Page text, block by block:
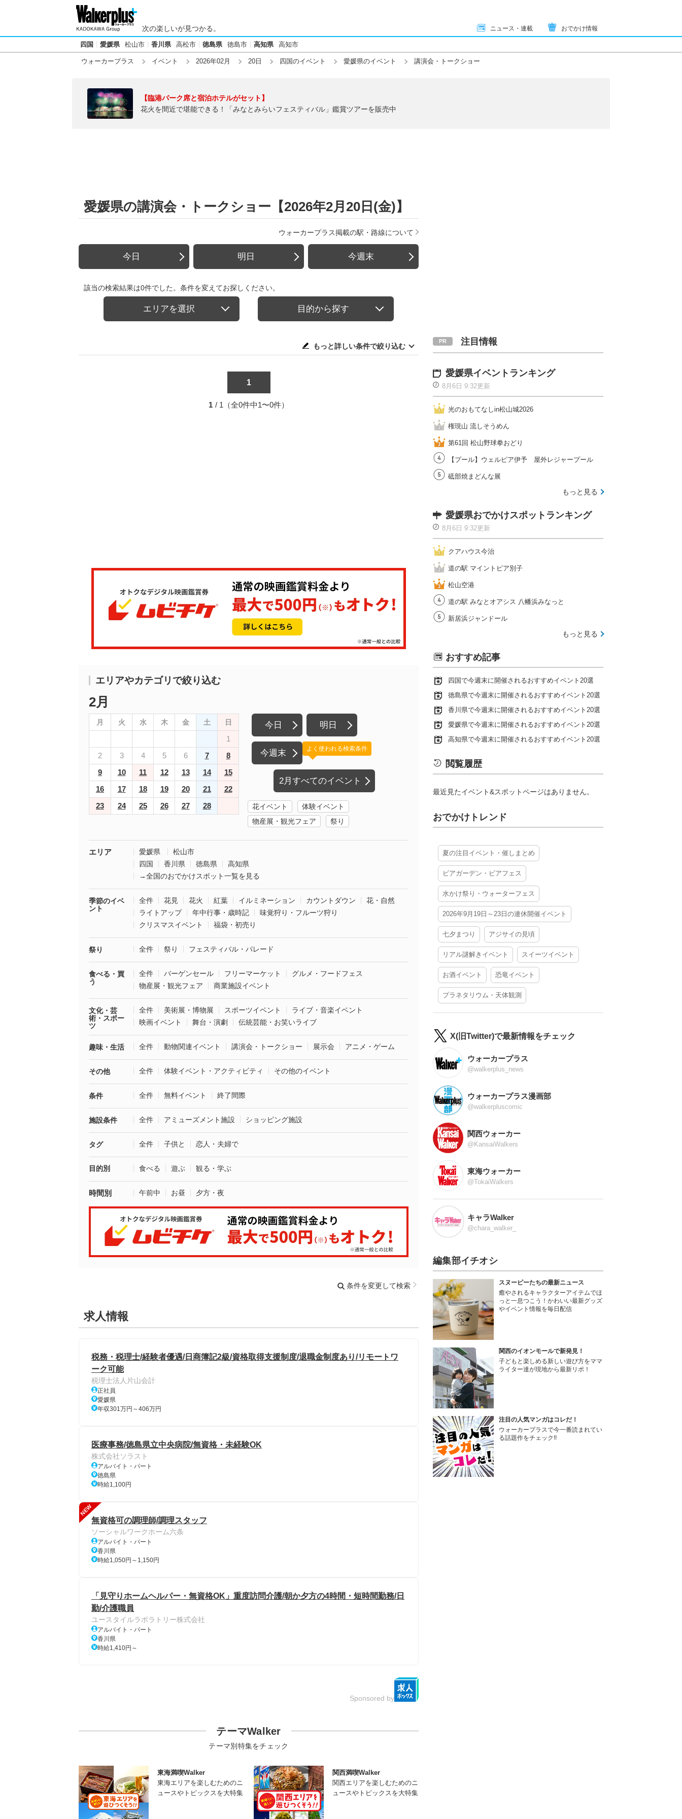
次の楽しいが見つかる。 ニュース・連載 おでかけ情報
四国 愛媛県 松山市 香川県 高松市 徳島県 徳島市 高知県 高知市
ウォーカープラス イベント 2026年02月 20日 四国のイベント 愛媛県のイベント 講演会・トークショー
【臨港パーク席と宿泊ホテルがセット】
花火を間近で堪能できる！「みなとみらいフェスティバル」鑑賞ツアーを販売中
愛媛県の講演会・トークショー【2026年2月20日(金)】
ウォーカープラス掲載の駅・路線について
今日 明日 今週末
該当の検索結果は0件でした。条件を変えてお探しください。
エリアを選択 目的から探す
もっと詳しい条件で絞り込む
1
1 / 1（全0件中1〜0件）
エリアやカテゴリで絞り込む
2月
月 火 水 木 金 土 日
1
2
3 4 5 6 7
8
9
10 11 12 13 14
15
16
17 18 19 20 21
22
23
24 25 26 27 28
今日 明日
今週末
2月すべてのイベント
よく使われる検索条件
花イベント
体験イベント
物産展・観光フェア
祭り
エリア 愛媛県
松山市
四国
香川県 徳島県
高知県
→全国のおでかけスポット一覧を見る
季節のイベ
ント
全件 花見 花火 紅葉 イルミネーション カウントダウン
花・自然
ライトアップ
年中行事・歳時記
味覚狩り・フルーツ狩り
クリスマスイベント
福袋・初売り
祭り 全件 祭り フェスティバル・パレード
食べる・買
う
全件 バーゲンセール フリーマーケット
グルメ・フードフェス
物産展・観光フェア
商業施設イベント
文化・芸
術・スポー
ツ
全件 美術展・博物展 スポーツイベント
ライブ・音楽イベント
映画イベント
舞台・演劇 伝統芸能・お笑いライブ
趣味・生活 全件 動物関連イベント 講演会・トークショー 展示会 アニメ・ゲーム
その他 全件 体験イベント・アクティビティ その他のイベント
条件 全件 無料イベント 終了間際
施設条件 全件 アミューズメント施設 ショッピング施設
タグ 全件 子供と 恋人・夫婦で
目的別 食べる 遊ぶ 観る・学ぶ
時間別 午前中 お昼 夕方・夜
条件を変更して検索
求人情報
税務・税理士/経験者優遇/日商簿記2級/資格取得支援制度/退職金制度あり/リモートワ
ーク可能
税理士法人片山会計
正社員
愛媛県
年収301万円～406万円
医療事務/徳島県立中央病院/無資格・未経験OK
株式会社ソラスト
アルバイト・パート
徳島県
時給1,100円
NEW
無資格可の調理師/調理スタッフ
ソーシャルワークホーム六条
アルバイト・パート
香川県
時給1,050円～1,150円
「見守りホームヘルパー・無資格OK」重度訪問介護/朝か夕方の4時間・短時間勤務/日
勤/介護職員
ユースタイルラボラトリー株式会社
アルバイト・パート
香川県
時給1,410円～
Sponsored by
テーマWalker
テーマ別特集をチェック
東海満喫Walker
東海エリアを楽しむためのニ
ュースやトピックスを大特集
関西満喫Walker
関西エリアを楽しむためのニ
ュースやトピックスを大特集
注目情報
愛媛県イベントランキング
8月6日 9:32更新
光のおもてなしin松山城2026
権現山 流しそうめん
第61回 松山野球拳おどり
【プール】ウェルピア伊予 屋外レジャープール
砥部焼まどんな展
もっと見る
愛媛県おでかけスポットランキング
8月6日 9:32更新
クアハウス今治
道の駅 マイントピア別子
松山空港
道の駅 みなとオアシス 八幡浜みなっと
新居浜ジャンドール
もっと見る
おすすめ記事
四国で今週末に開催されるおすすめイベント20選
徳島県で今週末に開催されるおすすめイベント20選
香川県で今週末に開催されるおすすめイベント20選
愛媛県で今週末に開催されるおすすめイベント20選
高知県で今週末に開催されるおすすめイベント20選
閲覧履歴
最近見たイベント&スポットページはありません。
おでかけトレンド
夏の注目イベント・催しまとめ
ビアガーデン・ビアフェス
水かけ祭り・ウォーターフェス
2026年9月19日～23日の連休開催イベント
七夕まつり アジサイの見頃
リアル謎解きイベント スイーツイベント
お酒イベント 恐竜イベント
プラネタリウム・天体観測
X(旧Twitter)で最新情報をチェック
ウォーカープラス
@walkerplus_news
ウォーカープラス漫画部
@walkerpluscomic
関西ウォーカー
@KansaiWalkers
東海ウォーカー
@TokaiWalkers
キャラWalker
@chara_walker_
編集部イチオシ
スヌーピーたちの最新ニュース
癒やされるキャラクターアイテムでほ
っと一息つこう！かわいい最新グッズ
やイベント情報を毎日配信
関西のイオンモールで新発見！
子どもと楽しめる新しい遊び方をママ
ライター達が現地から最新リポ！
注目の人気マンガはコレだ！
ウォーカープラスで今一番読まれてい
る話題作をチェック!!